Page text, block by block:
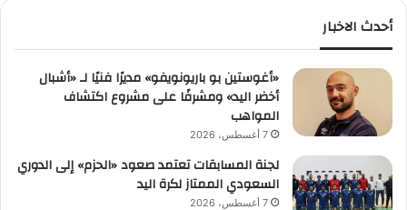
أحدث الاخبار
«أغوستين بو باريونويفو» مديرًا فنيًا لـ «أشبال
أخضر اليد» ومشرفًا على مشروع اكتشاف
المواهب
7 أغسطس، 2026
لجنة المسابقات تعتمد صعود «الحزم» إلى الدوري
السعودي الممتاز لكرة اليد
7 أغسطس، 2026